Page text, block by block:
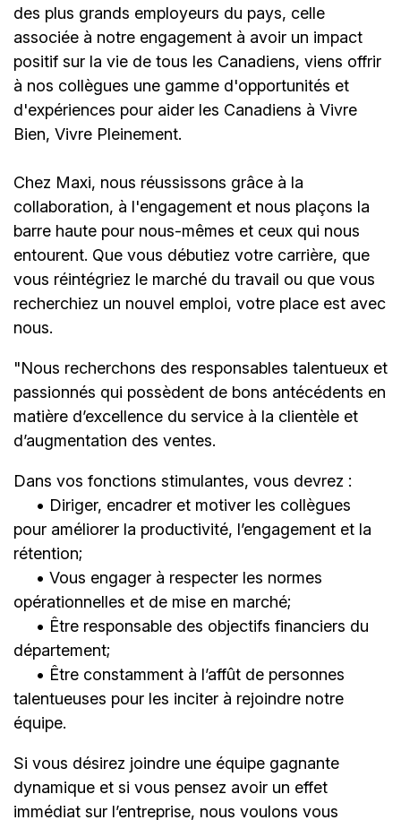
des plus grands employeurs du pays, celle
associée à notre engagement à avoir un impact
positif sur la vie de tous les Canadiens, viens offrir
à nos collègues une gamme d'opportunités et
d'expériences pour aider les Canadiens à Vivre
Bien, Vivre Pleinement.
Chez Maxi, nous réussissons grâce à la
collaboration, à l'engagement et nous plaçons la
barre haute pour nous-mêmes et ceux qui nous
entourent. Que vous débutiez votre carrière, que
vous réintégriez le marché du travail ou que vous
recherchiez un nouvel emploi, votre place est avec
nous.
"Nous recherchons des responsables talentueux et
passionnés qui possèdent de bons antécédents en
matière d’excellence du service à la clientèle et
d’augmentation des ventes.
Dans vos fonctions stimulantes, vous devrez :
• Diriger, encadrer et motiver les collègues
pour améliorer la productivité, l’engagement et la
rétention;
• Vous engager à respecter les normes
opérationnelles et de mise en marché;
• Être responsable des objectifs financiers du
département;
• Être constamment à l’affût de personnes
talentueuses pour les inciter à rejoindre notre
équipe.
Si vous désirez joindre une équipe gagnante
dynamique et si vous pensez avoir un effet
immédiat sur l’entreprise, nous voulons vous